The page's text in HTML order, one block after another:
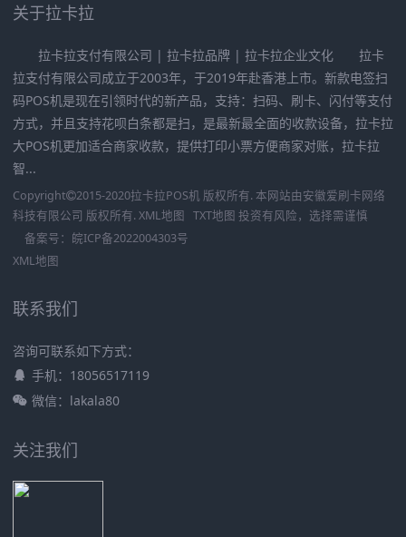
关于拉卡拉
拉卡拉支付有限公司 | 拉卡拉品牌 | 拉卡拉企业文化 拉卡
拉支付有限公司成立于2003年，于2019年赴香港上市。新款电签扫
码POS机是现在引领时代的新产品，支持：扫码、刷卡、闪付等支付
方式，并且支持花呗白条都是扫，是最新最全面的收款设备，拉卡拉
大POS机更加适合商家收款，提供打印小票方便商家对账，拉卡拉
智...
Copyright 2015-2020拉卡拉POS机 版权所有. 本网站由安徽爱刷卡网络
科技有限公司 版权所有. XML地图 TXT地图 投资有风险，选择需谨慎
备案号： 皖ICP备2022004303号
XML地图
联系我们
咨询可联系如下方式：
手机：18056517119
微信：lakala80
关注我们